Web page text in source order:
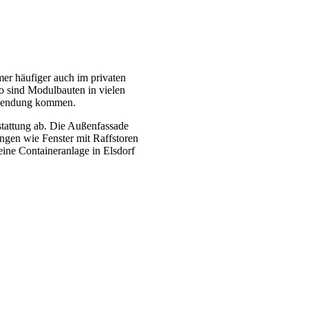
häufiger auch im privaten
sind Modulbauten in vielen
kommen.
ab. Die Außenfassade
wie Fenster mit Raffstoren
Containeranlage in Elsdorf